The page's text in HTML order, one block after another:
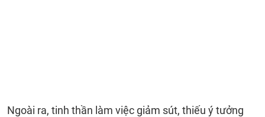
Ngoài ra, tinh thần làm việc giảm sút, thiếu ý tưởng